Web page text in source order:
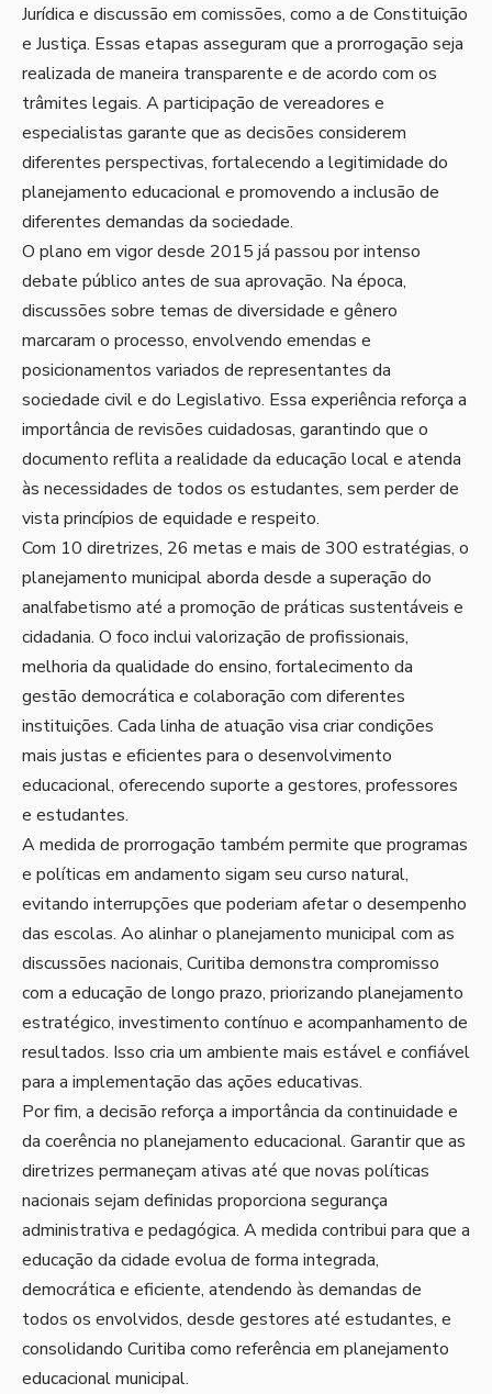
Jurídica e discussão em comissões, como a de Constituição
e Justiça. Essas etapas asseguram que a prorrogação seja
realizada de maneira transparente e de acordo com os
trâmites legais. A participação de vereadores e
especialistas garante que as decisões considerem
diferentes perspectivas, fortalecendo a legitimidade do
planejamento educacional e promovendo a inclusão de
diferentes demandas da sociedade.
O plano em vigor desde 2015 já passou por intenso
debate público antes de sua aprovação. Na época,
discussões sobre temas de diversidade e gênero
marcaram o processo, envolvendo emendas e
posicionamentos variados de representantes da
sociedade civil e do Legislativo. Essa experiência reforça a
importância de revisões cuidadosas, garantindo que o
documento reflita a realidade da educação local e atenda
às necessidades de todos os estudantes, sem perder de
vista princípios de equidade e respeito.
Com 10 diretrizes, 26 metas e mais de 300 estratégias, o
planejamento municipal aborda desde a superação do
analfabetismo até a promoção de práticas sustentáveis e
cidadania. O foco inclui valorização de profissionais,
melhoria da qualidade do ensino, fortalecimento da
gestão democrática e colaboração com diferentes
instituições. Cada linha de atuação visa criar condições
mais justas e eficientes para o desenvolvimento
educacional, oferecendo suporte a gestores, professores
e estudantes.
A medida de prorrogação também permite que programas
e políticas em andamento sigam seu curso natural,
evitando interrupções que poderiam afetar o desempenho
das escolas. Ao alinhar o planejamento municipal com as
discussões nacionais, Curitiba demonstra compromisso
com a educação de longo prazo, priorizando planejamento
estratégico, investimento contínuo e acompanhamento de
resultados. Isso cria um ambiente mais estável e confiável
para a implementação das ações educativas.
Por fim, a decisão reforça a importância da continuidade e
da coerência no planejamento educacional. Garantir que as
diretrizes permaneçam ativas até que novas políticas
nacionais sejam definidas proporciona segurança
administrativa e pedagógica. A medida contribui para que a
educação da cidade evolua de forma integrada,
democrática e eficiente, atendendo às demandas de
todos os envolvidos, desde gestores até estudantes, e
consolidando Curitiba como referência em planejamento
educacional municipal.